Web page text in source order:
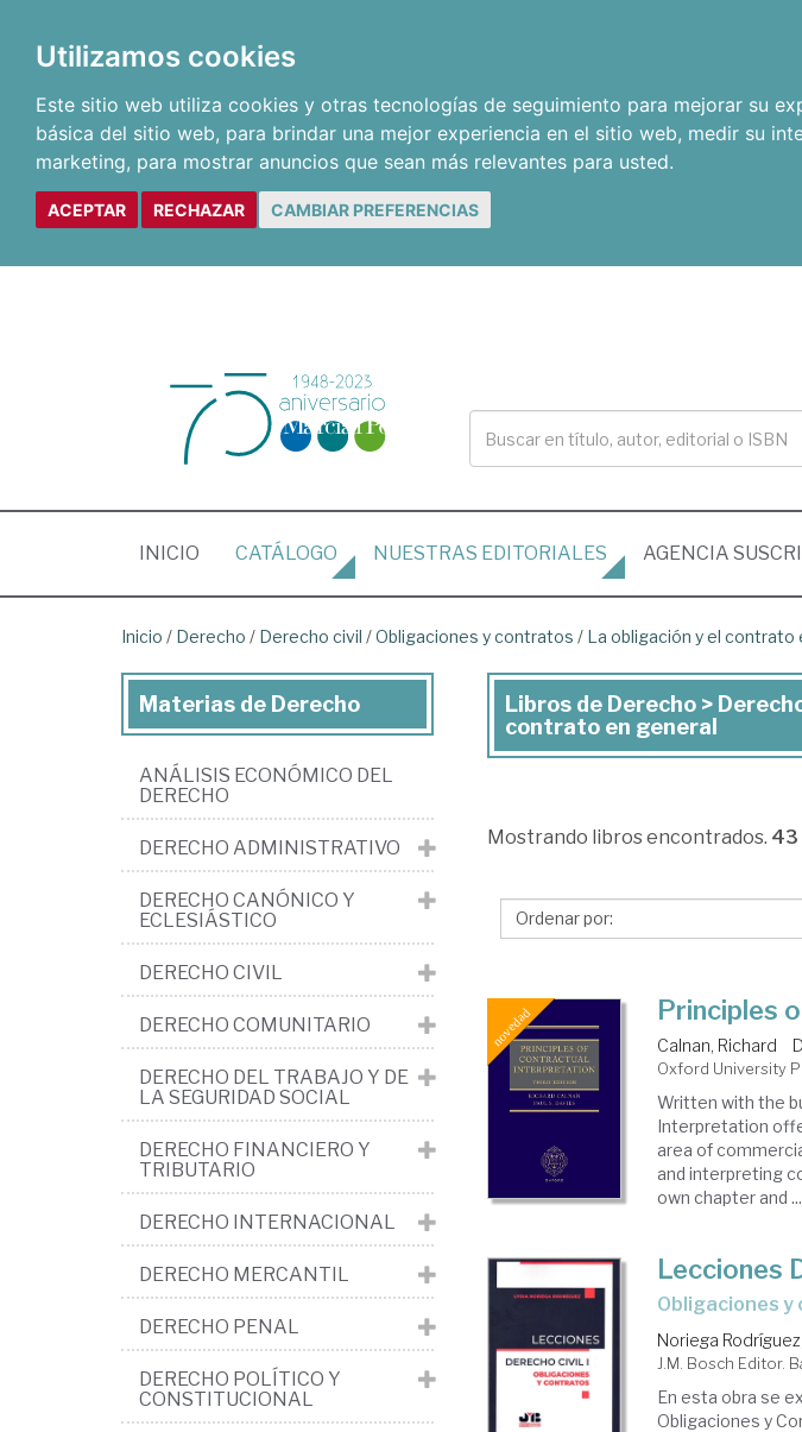
Utilizamos cookies
Este sitio web utiliza cookies y otras tecnologías de seguimiento para mejorar su
básica del sitio web, para brindar una mejor experiencia en el sitio web, medir su
marketing, para mostrar anuncios que sean más relevantes para usted.
ACEPTAR RECHAZAR CAMBIAR PREFERENCIAS
INICIO (CURRENT)
CATÁLOGO NUESTRAS EDITORIALES AGENCIA
Inicio / Derecho / Derecho civil /Obligaciones y contratos / La obligación y el contrato
Libros
de
>
civil
>
y
contratos
La
obligación
y
contrato
en
general
Libros de Derecho >
contrato en general
Mostrando libros encontrados. 43
Principles
Calnan, Richard
Oxford University
Written with the
Interpretation
area of
and interpreting
own chapter and ...
Lecciones
Obligaciones
Noriega
J.M. Bosch Editor.
En esta obra se
Obligaciones y
Materias de Derecho
ANÁLISIS ECONÓMICO DEL
DERECHO
DERECHO ADMINISTRATIVO
DERECHO CANÓNICO Y
ECLESIÁSTICO
DERECHO CIVIL
DERECHO COMUNITARIO
DERECHO DEL TRABAJO Y DE
LA SEGURIDAD SOCIAL
DERECHO FINANCIERO Y
TRIBUTARIO
DERECHO INTERNACIONAL
DERECHO MERCANTIL
DERECHO PENAL
DERECHO POLÍTICO Y
CONSTITUCIONAL